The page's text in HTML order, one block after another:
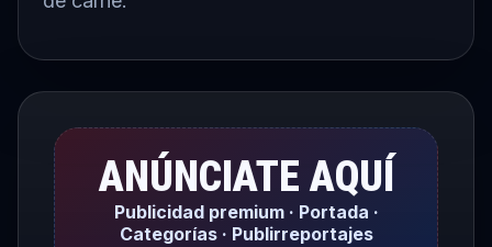
ANÚNCIATE AQUÍ
Publicidad premium · Portada ·
Categorías · Publirreportajes